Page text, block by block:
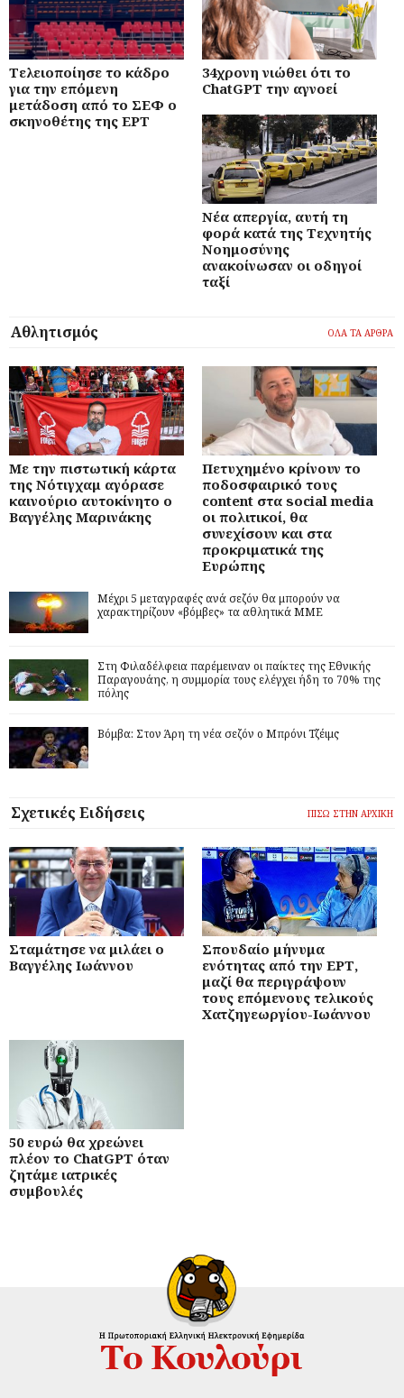
Τελειοποίησε το κάδρο
για την επόμενη
μετάδοση από το ΣΕΦ ο
σκηνοθέτης της ΕΡΤ
34χρονη νιώθει ότι το
ChatGPT την αγνοεί
Νέα απεργία, αυτή τη
φορά κατά της Τεχνητής
Νοημοσύνης
ανακοίνωσαν οι οδηγοί
ταξί
Αθλητισμός ΟΛΑ ΤΑ ΑΡΘΡΑ
Με την πιστωτική κάρτα
της Νότιγχαμ αγόρασε
καινούριο αυτοκίνητο ο
Βαγγέλης Μαρινάκης
Πετυχημένο κρίνουν το
ποδοσφαιρικό τους
content στα social media
οι πολιτικοί, θα
συνεχίσουν και στα
προκριματικά της
Ευρώπης
Μέχρι 5 μεταγραφές ανά σεζόν θα μπορούν να
χαρακτηρίζουν «βόμβες» τα αθλητικά ΜΜΕ
Στη Φιλαδέλφεια παρέμειναν οι παίκτες της Εθνικής
Παραγουάης, η συμμορία τους ελέγχει ήδη το 70% της
πόλης
Βόμβα: Στον Άρη τη νέα σεζόν ο Μπρόνι Τζέιμς
Σχετικές Ειδήσεις ΠΙΣΩ ΣΤΗΝ ΑΡΧΙΚΗ
Σταμάτησε να μιλάει ο
Βαγγέλης Ιωάννου
Σπουδαίο μήνυμα
ενότητας από την ΕΡΤ,
μαζί θα περιγράψουν
τους επόμενους τελικούς
Χατζηγεωργίου-Ιωάννου
50 ευρώ θα χρεώνει
πλέον το ChatGPT όταν
ζητάμε ιατρικές
συμβουλές